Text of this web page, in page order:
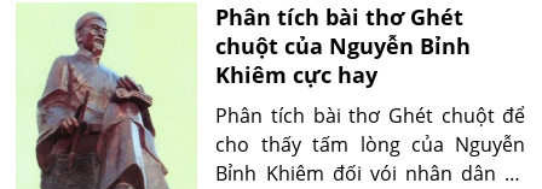
Phân tích bài thơ Ghét
chuột của Nguyễn Bỉnh
Khiêm cực hay
Phân tích bài thơ Ghét chuột để
cho thấy tấm lòng của Nguyễn
Bỉnh Khiêm đối vói nhân dân và